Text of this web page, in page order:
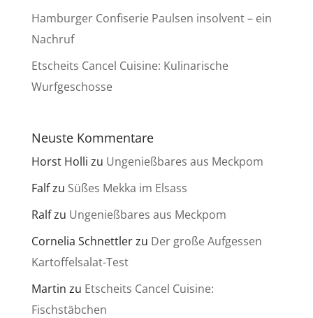
Hamburger Confiserie Paulsen insolvent – ein
Nachruf
Etscheits Cancel Cuisine: Kulinarische
Wurfgeschosse
Neuste Kommentare
Horst Holli zu Ungenießbares aus Meckpom
Falfzu Süßes Mekka im Elsass
Ralfzu Ungenießbares aus Meckpom
Cornelia Schnettlerzu Der große Aufgessen
Kartoffelsalat-Test
Martin zu Etscheits Cancel Cuisine:
Fischstäbchen